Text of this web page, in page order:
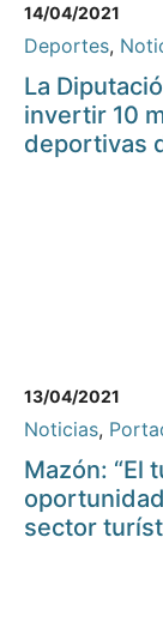
14/04/2021
Deportes,
La
invertir 10
deportivas
13/04/2021
Noticias,
Mazón: “El
sector